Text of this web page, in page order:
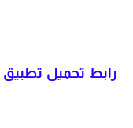
رابط تحميل تطبيق